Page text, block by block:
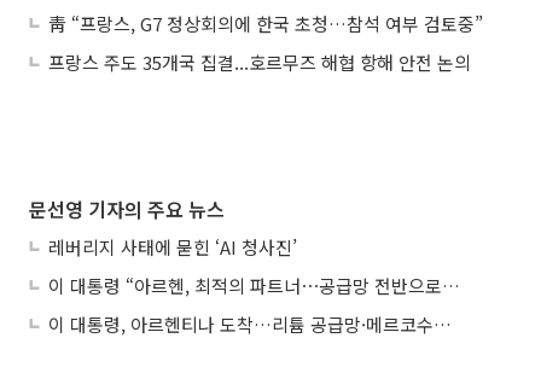
靑 “프랑스, G7 정상회의에 한국 초청…참석 여부 검토중”
프랑스 주도 35개국 집결...호르무즈 해협 항해 안전 논의
문선영 기자의 주요 뉴스
레버리지 사태에 묻힌 ‘AI 청사진’
이 대통령 “아르헨, 최적의 파트너⋯공급망 전반으로 확대”
이 대통령, 아르헨티나 도착…리튬 공급망·메르코수르 협력 논의